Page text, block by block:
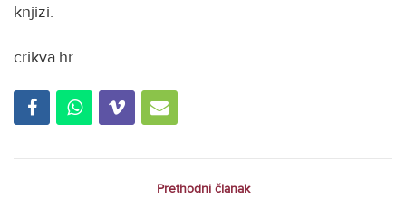
knjizi.
crikva.hr .
Prethodni članak